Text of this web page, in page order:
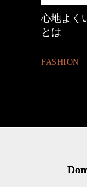
心地よく
とは
FASHION